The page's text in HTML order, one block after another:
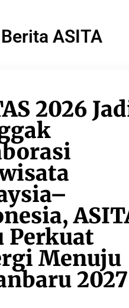
Berita ASITA
2026
Perkuat
Menuju
2027